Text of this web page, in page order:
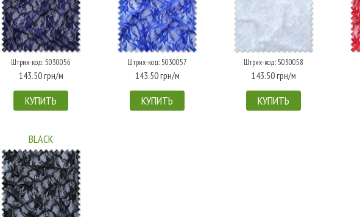
Штрих-код: 5030056
143.50 грн/м
КУПИТЬ
Штрих-код: 5030057
143.50 грн/м
КУПИТЬ
Штрих-код: 5030058
143.50 грн/м
КУПИТЬ
BLACK